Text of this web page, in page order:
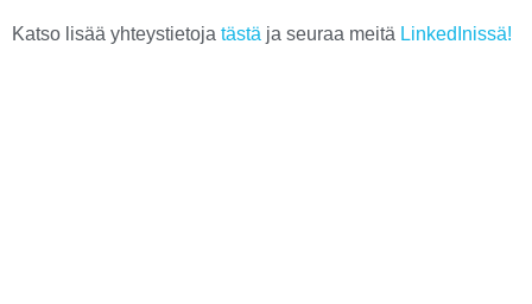
Katso lisää yhteystietoja tästä ja seuraa meitä LinkedInissä!